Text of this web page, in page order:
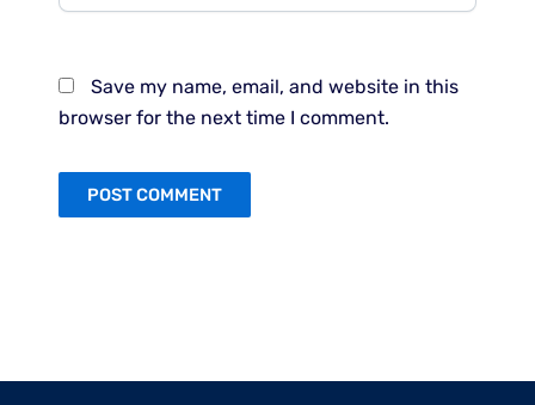
Save my name, email, and website in this
browser for the next time I comment.